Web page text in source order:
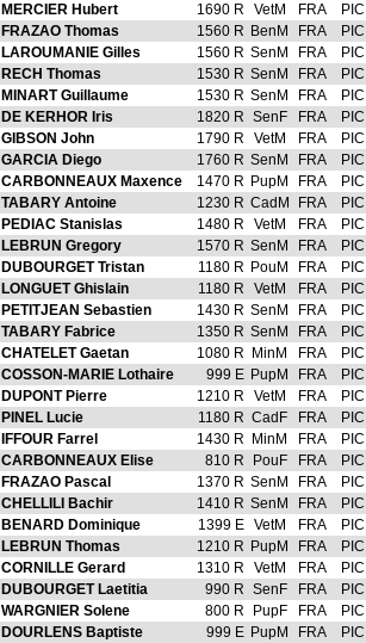
MERCIER Hubert 1690 R VetM FRA
PIC
FRAZAO Thomas 1560 R BenM FRA
PIC
LAROUMANIE Gilles 1560 R SenM FRA
PIC
RECH Thomas 1530 R SenM FRA
PIC
MINART Guillaume 1530 R SenM FRA
PIC
DE KERHOR Iris 1820 R SenF FRA
PIC
GIBSON John 1790 R VetM FRA
PIC
GARCIA Diego 1760 R SenM FRA
PIC
CARBONNEAUX Maxence 1470 R PupM FRA
PIC
TABARY Antoine 1230 R CadM FRA
PIC
PEDIAC Stanislas 1480 R VetM FRA
PIC
LEBRUN Gregory 1570 R SenM FRA
PIC
DUBOURGET Tristan 1180 R PouM FRA
PIC
LONGUET Ghislain 1180 R VetM FRA
PIC
PETITJEAN Sebastien 1430 R SenM FRA
PIC
TABARY Fabrice 1350 R SenM FRA
PIC
CHATELET Gaetan 1080 R MinM FRA
PIC
COSSON-MARIE Lothaire 999 E PupM FRA
PIC
DUPONT Pierre 1210 R VetM FRA
PIC
PINEL Lucie 1180 R CadF FRA
PIC
IFFOUR Farrel 1430 R MinM FRA
PIC
CARBONNEAUX Elise 810 R PouF FRA
PIC
FRAZAO Pascal 1370 R SenM FRA
PIC
CHELLILI Bachir 1410 R SenM FRA
PIC
BENARD Dominique 1399 E VetM FRA
PIC
LEBRUN Thomas 1210 R PupM FRA
PIC
CORNILLE Gerard 1310 R VetM FRA
PIC
DUBOURGET Laetitia 990 R SenF FRA
PIC
WARGNIER Solene 800 R PupF FRA
PIC
DOURLENS Baptiste 999 E PupM FRA
PIC